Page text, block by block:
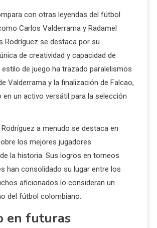
con otras leyendas del fútbol
Carlos Valderrama y Radamel
Rodríguez se destaca por su
de creatividad y capacidad de
de juego ha trazado paralelismos
Valderrama y la finalización de Falcao,
en un activo versátil para la selección
a menudo se destaca en
los mejores jugadores
la historia. Sus logros en torneos
han consolidado su lugar entre los
aficionados lo consideran un
del fútbol colombiano.
en futuras